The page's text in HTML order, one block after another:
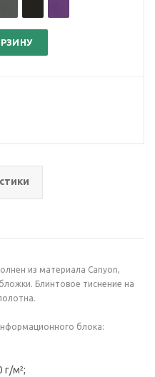
из материала Canyon,
Блинтовое тиснение на
блока:
г/м²;